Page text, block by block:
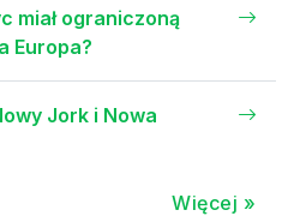
miał ograniczoną
Europa?
Jork i Nowa
Więcej »